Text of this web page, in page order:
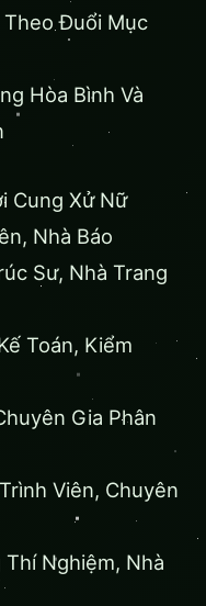
Theo Đuổi Mục
Hòa Bình Và
Cung Xử Nữ
Nhà Báo
Sư, Nhà Trang
Toán, Kiểm
Gia Phân
Viên, Chuyên
Nghiệm, Nhà